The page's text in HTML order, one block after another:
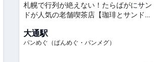
札幌で行列が絶えない！たらばがにサン
ドが人気の老舗喫茶店【珈琲とサンドイ
大通駅
パンめぐ（ぱんめぐ・パンメグ）